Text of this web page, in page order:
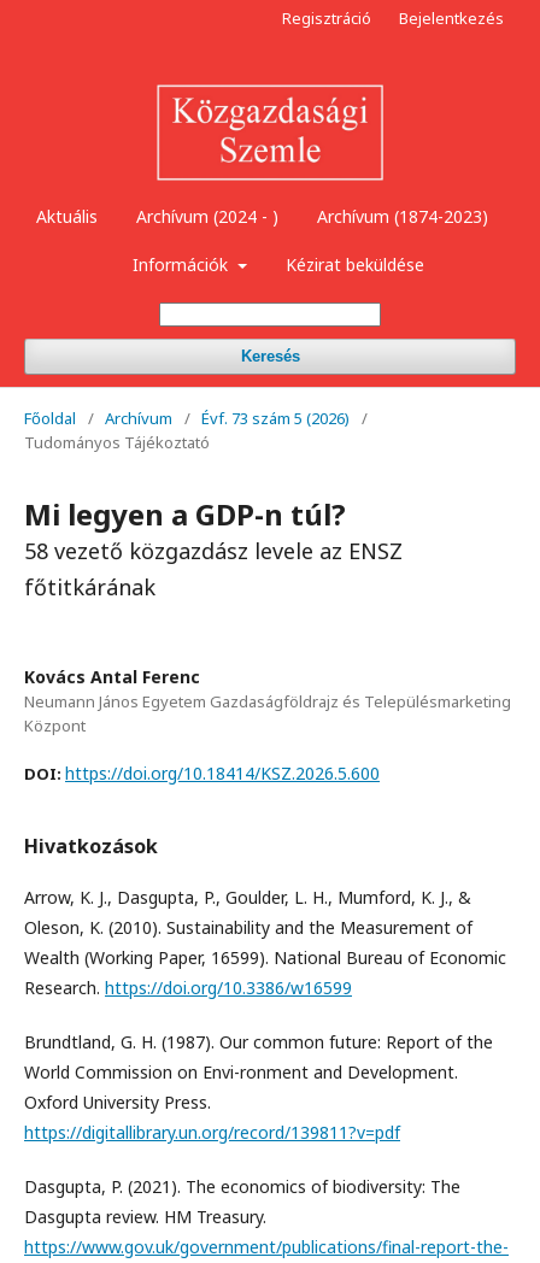
Aktuális Archívum (2024 - ) Archívum (1874-2023)
Információk Kézirat beküldése
Keresés
Regisztráció Bejelentkezés
Főoldal / Archívum / Évf. 73 szám 5 (2026)
/
Tudományos Tájékoztató
Mi legyen a GDP-n túl?
58 vezető közgazdász levele az ENSZ
főtitkárának
Kovács Antal Ferenc
Neumann János Egyetem Gazdaságföldrajz és Településmarketing
Központ
DOI: https://doi.org/10.18414/KSZ.2026.5.600
Hivatkozások
Arrow, K. J., Dasgupta, P., Goulder, L. H., Mumford, K. J., &
Oleson, K. (2010). Sustainability and the Measurement of
Wealth (Working Paper, 16599). National Bureau of Economic
Research. https://doi.org/10.3386/w16599
Brundtland, G. H. (1987). Our common future: Report of the
World Commission on Envi-ronment and Development.
Oxford University Press.
https://digitallibrary.un.org/record/139811?v=pdf
Dasgupta, P. (2021). The economics of biodiversity: The
Dasgupta review. HM Treasury.
https://www.gov.uk/government/publications/final-report-the-